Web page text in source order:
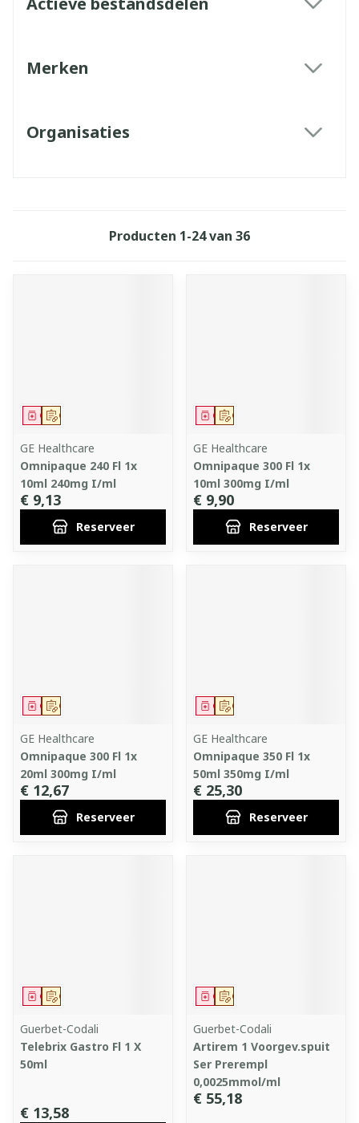
Merken
Organisaties
Producten 1-24van 36
Op voorschrift
Geneesmiddel
GE Healthcare
Omnipaque 240 Fl 1x
10ml 240mg I/ml
€ 9,13
Reserveer
Op voorschrift
Geneesmiddel
GE Healthcare
Omnipaque 300 Fl 1x
10ml 300mg I/ml
€ 9,90
Reserveer
Op voorschrift
Geneesmiddel
GE Healthcare
Omnipaque 300 Fl 1x
20ml 300mg I/ml
€ 12,67
Reserveer
Op voorschrift
Geneesmiddel
GE Healthcare
Omnipaque 350 Fl 1x
50ml 350mg I/ml
€ 25,30
Reserveer
Op voorschrift
Geneesmiddel
Guerbet-Codali
Telebrix Gastro Fl 1 X
50ml
€ 13,58
Op voorschrift
Geneesmiddel
Guerbet-Codali
Artirem 1 Voorgev.spuit
Ser Prerempl
0,0025mmol/ml
€ 55,18